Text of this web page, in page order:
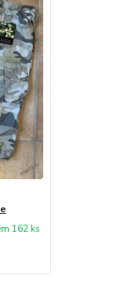
162 ks